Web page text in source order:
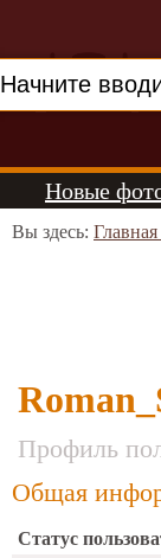
Новые
Вы здесь:
Профиль
Общая
Статус